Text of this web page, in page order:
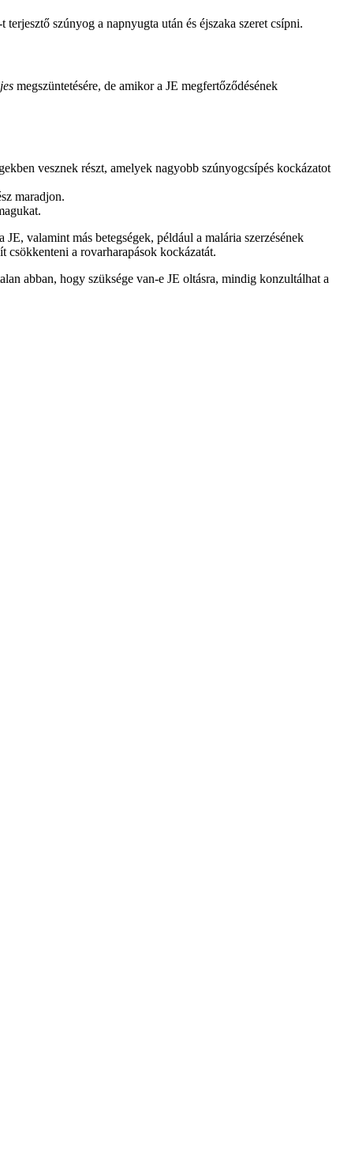
szúnyog a napnyugta után és éjszaka szeret csípni.
megszüntetésére, de amikor a JE megfertőződésének
vesznek részt, amelyek nagyobb szúnyogcsípés kockázatot
maradjon.
JE, valamint más betegségek, például a malária szerzésének
csökkenteni a rovarharapások kockázatát.
abban, hogy szüksége van-e JE oltásra, mindig konzultálhat a